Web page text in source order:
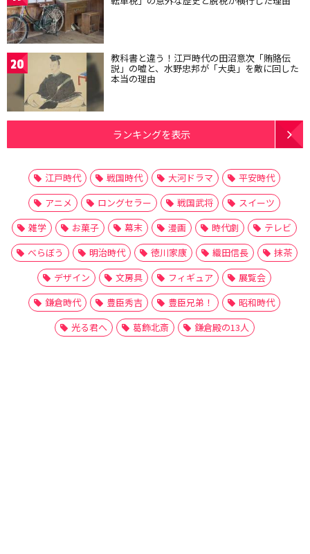
20 教科書と違う！江戸時代の田沼意次「賄賂伝
説」の嘘と、水野忠邦が「大奥」を敵に回した
本当の理由
ランキングを表示
江戸時代 戦国時代 大河ドラマ
平安時代
アニメ
ロングセラー 戦国武将
スイーツ
雑学
お菓子 幕末 漫画 時代劇
テレビ
べらぼう
明治時代 徳川家康 織田信長
抹茶
デザイン
文房具 フィギュア
展覧会
鎌倉時代
豊臣秀吉 豊臣兄弟！
昭和時代
光る君へ
葛飾北斎 鎌倉殿の13人